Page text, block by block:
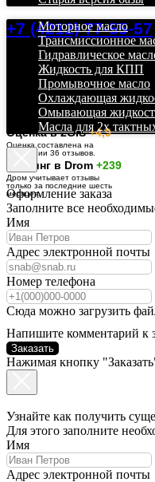
+7 (4212) 77-55-57
Оценка в 2GIS+4,9
Оценка составлена на
основании 36 отзывов.
Рейтинг в Drom +239
Дром учитывает отзывы
только за последние шесть
месяцев.
Моторное масло
Трансмиссионное
Гидравлическое
Жидкость для КПП
Промывочное масло
Охлаждающая
Омывающая
Масла для 2х
Оформление заказа
Заполните все
Имя
Адрес электронной почты
Номер телефона
Сюда можно загрузить
Напишите комментарий к
Заказать
Нажимая кнопку
Узнайте как получить
Для этого заполните
Имя
Адрес электронной почты